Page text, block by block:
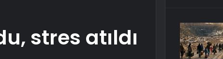
stres atıldı